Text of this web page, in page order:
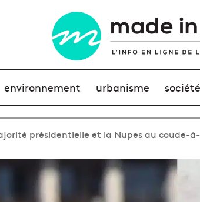
environnement urbanisme société
présidentielle et la Nupes au coude-